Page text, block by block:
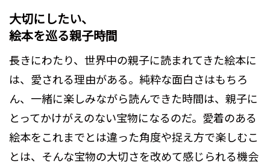
大切にしたい、
絵本を巡る親子時間
長きにわたり、世界中の親子に読まれてきた絵本に
は、愛される理由がある。純粋な面白さはもちろ
ん、一緒に楽しみながら読んできた時間は、親子に
とってかけがえのない宝物になるのだ。愛着のある
絵本をこれまでとは違った角度や捉え方で楽しむこ
とは、そんな宝物の大切さを改めて感じられる機会